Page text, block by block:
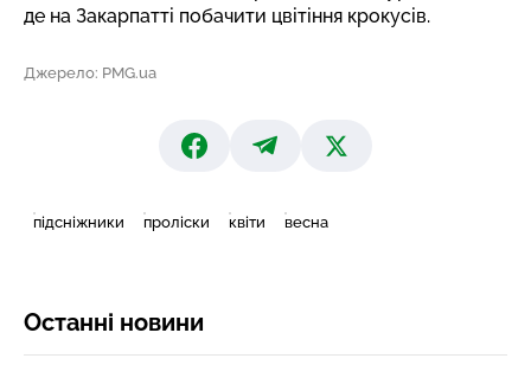
де на Закарпатті побачити цвітіння крокусів.
Джерело: PMG.ua
підсніжники проліски квіти весна
Останні новини